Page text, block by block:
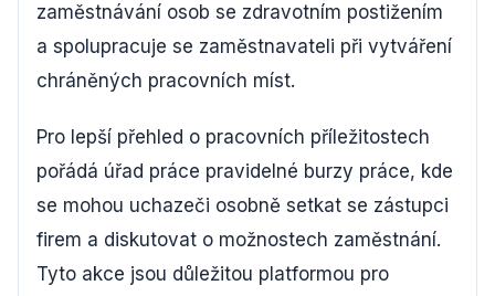
zaměstnávání osob se zdravotním postižením
a spolupracuje se zaměstnavateli při vytváření
chráněných pracovních míst.
Pro lepší přehled o pracovních příležitostech
pořádá úřad práce pravidelné burzy práce, kde
se mohou uchazeči osobně setkat se zástupci
firem a diskutovat o možnostech zaměstnání.
Tyto akce jsou důležitou platformou pro